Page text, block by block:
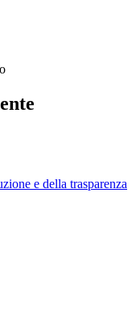
e della trasparenza